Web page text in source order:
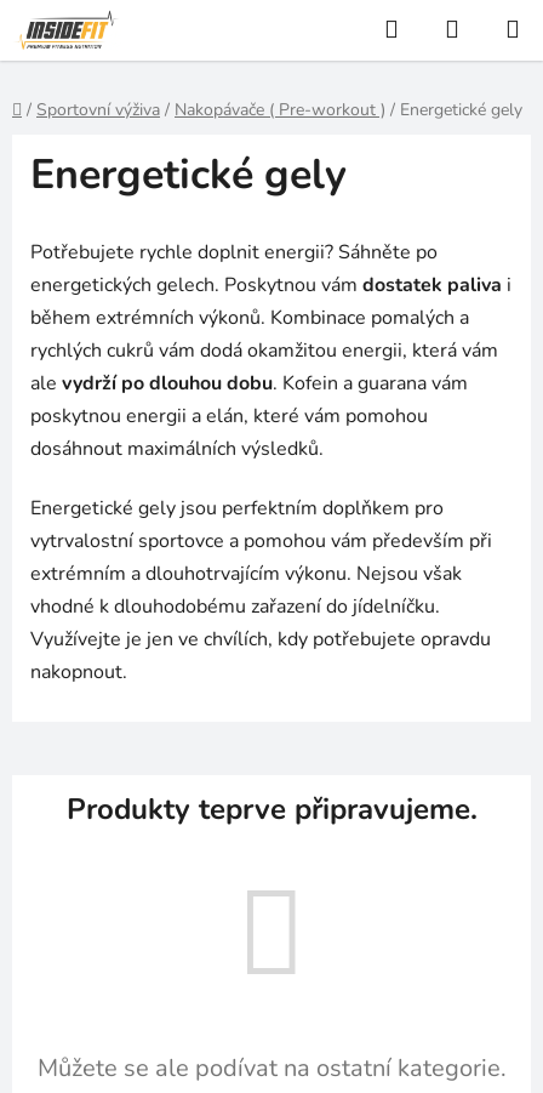
Přejít
na
obsah
Hledat
KOŠÍK
Domů
/ Sportovní výživa / Nakopávače ( Pre-workout ) / Energetické gely
Energetické gely
Potřebujete rychle doplnit energii? Sáhněte po
energetických gelech. Poskytnou vám dostatek paliva i
během extrémních výkonů. Kombinace pomalých a
rychlých cukrů vám dodá okamžitou energii, která vám
ale vydrží po dlouhou dobu. Kofein a guarana vám
poskytnou energii a elán, které vám pomohou
dosáhnout maximálních výsledků.
Energetické gely jsou perfektním doplňkem pro
vytrvalostní sportovce a pomohou vám především při
extrémním a dlouhotrvajícím výkonu. Nejsou však
vhodné k dlouhodobému zařazení do jídelníčku.
Využívejte je jen ve chvílích, kdy potřebujete opravdu
nakopnout.
Produkty teprve připravujeme.
Můžete se ale podívat na ostatní kategorie.